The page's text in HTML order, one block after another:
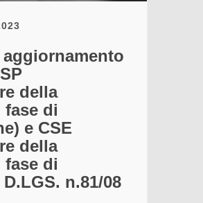
della
fase di
e CSE
della
fase di
n.81/08